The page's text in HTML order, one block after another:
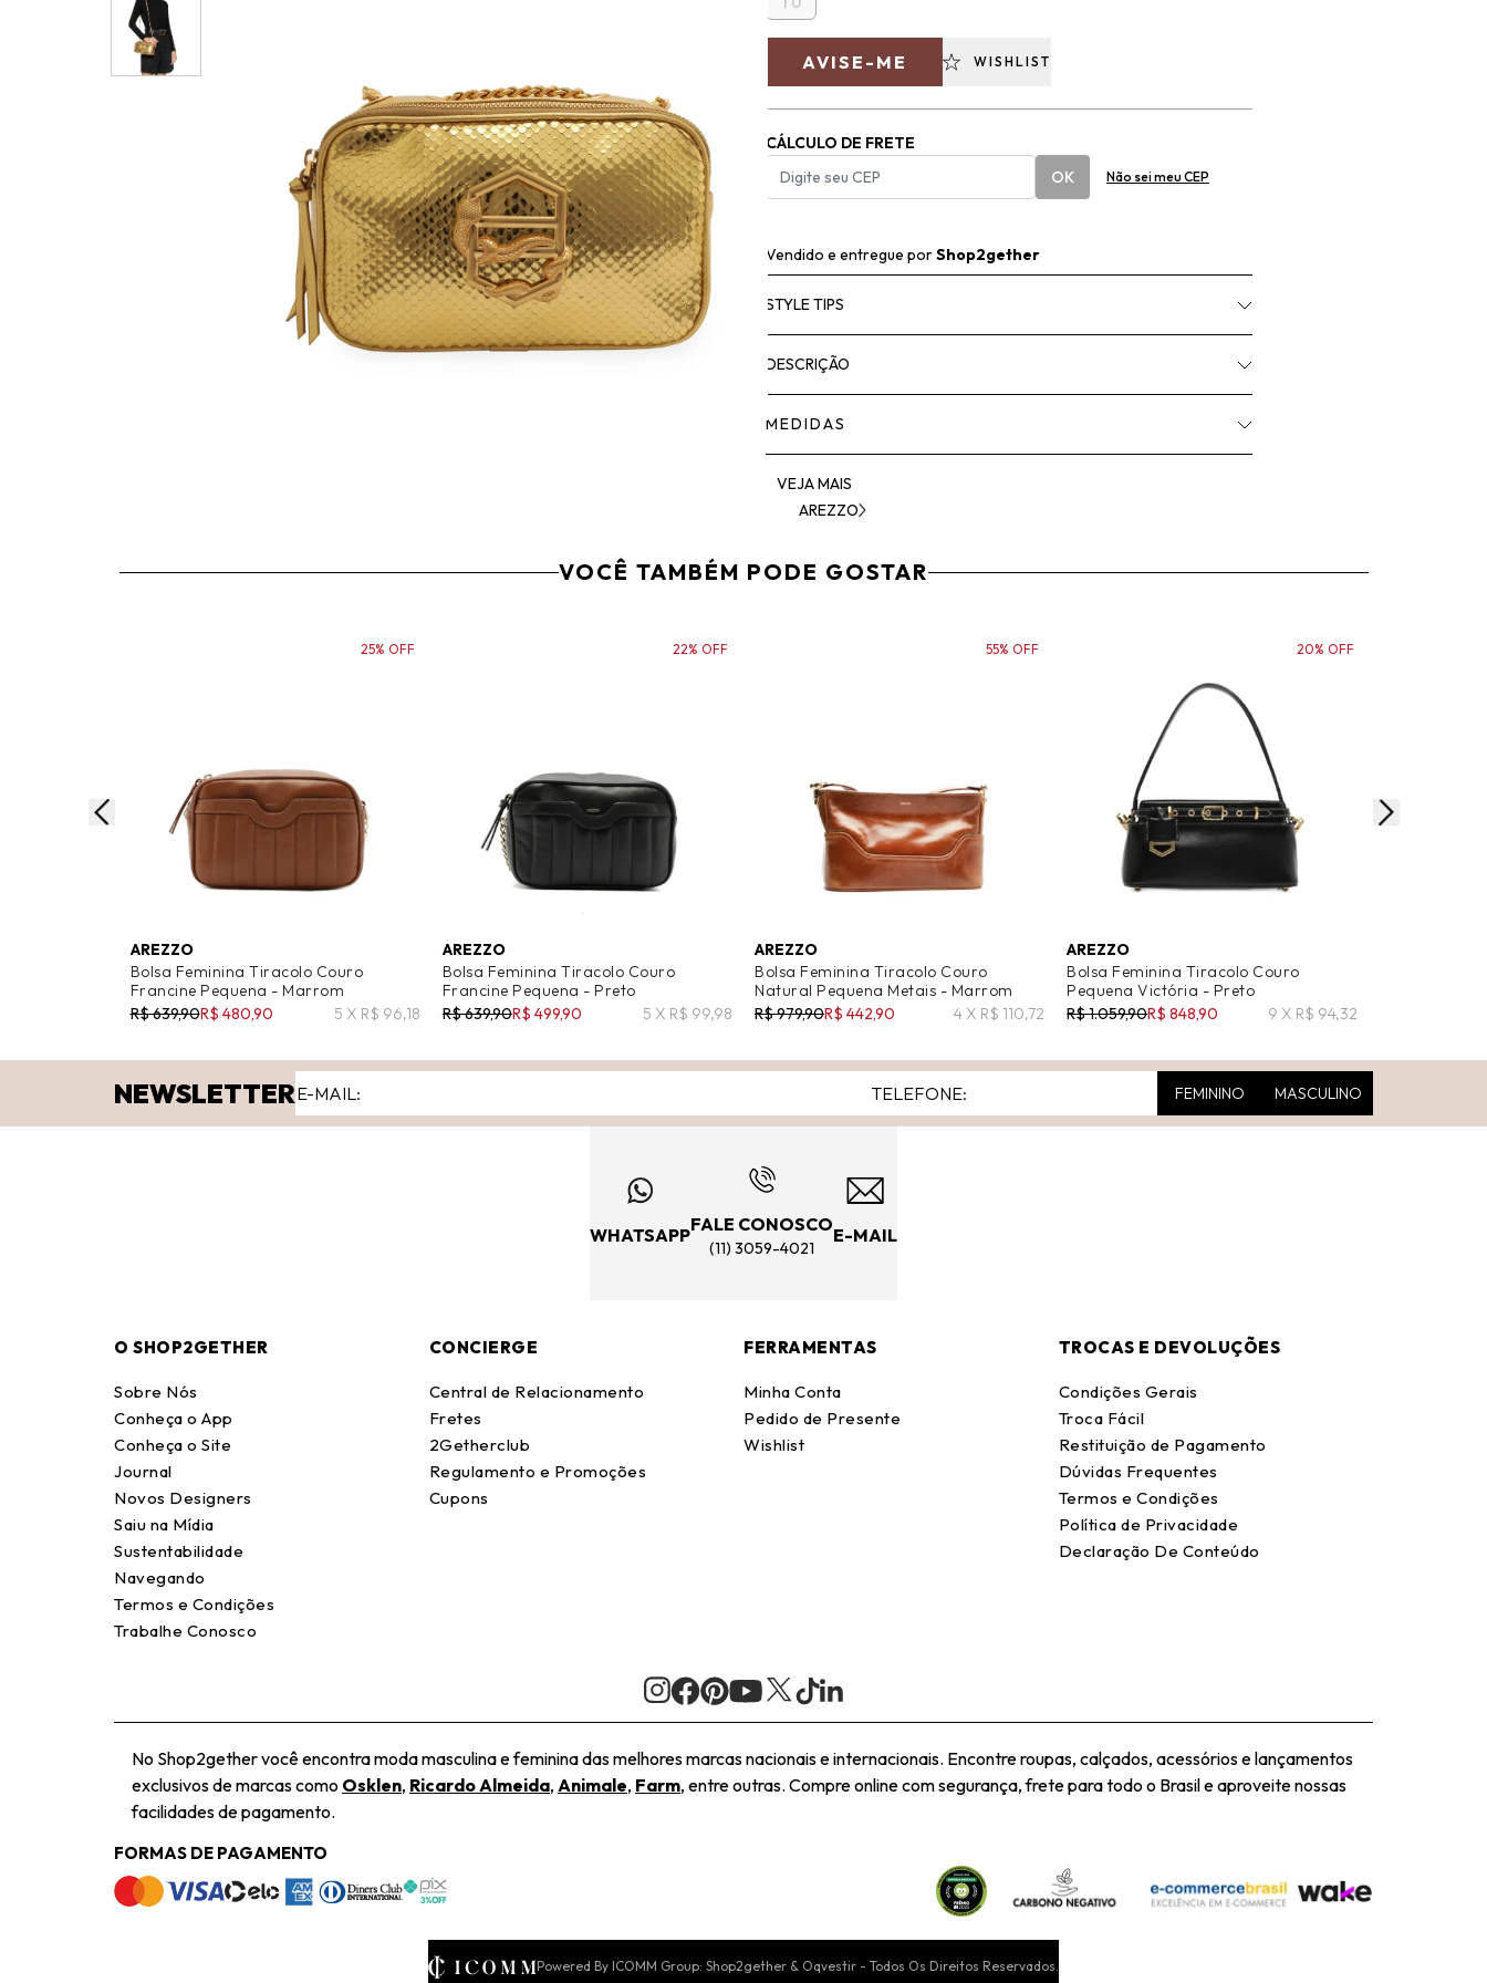
AVISE-ME WISHLIST
CÁLCULO DE FRETE
OK
Não sei meu CEP
Vendido e entregue porShop2gether
STYLE TIPS
DESCRIÇÃO
MEDIDAS
VEJA MAIS
AREZZO
VOCÊ TAMBÉM PODE GOSTAR
AREZZO
Bolsa Feminina Tiracolo Couro
Francine Pequena - Marrom
R$ 639,90R$ 480,90 5 X R$ 96,18
25% OFF
AREZZO
Bolsa Feminina Tiracolo Couro
Francine Pequena - Preto
R$ 639,90R$ 499,90 5 X R$ 99,98
22% OFF
AREZZO
Bolsa Feminina Tiracolo Couro
Natural Pequena Metais - Marrom
R$ 979,90R$ 442,90 4 X R$ 110,72
55% OFF
AREZZO
Bolsa Feminina Tiracolo Couro
Pequena Victória - Preto
R$ 1.059,90R$ 848,90 9 X R$ 94,32
20% OFF
NEWSLETTER FEMININO MASCULINO
WHATSAPP
FALE CONOSCO
(11) 3059-4021
E-MAIL
O SHOP2GETHER
Sobre Nós
Conheça o App
Conheça o Site
Journal
Novos Designers
Saiu na Mídia
Sustentabilidade
Navegando
Termos e Condições
Trabalhe Conosco
CONCIERGE
Central de Relacionamento
Fretes
2Getherclub
Regulamento e Promoções
Cupons
FERRAMENTAS
Minha Conta
Pedido de Presente
Wishlist
TROCAS E DEVOLUÇÕES
Condições Gerais
Troca Fácil
Restituição de Pagamento
Dúvidas Frequentes
Termos e Condições
Política de Privacidade
Declaração De Conteúdo
No Shop2gether você encontra moda masculina e feminina das melhores marcas nacionais e internacionais. Encontre roupas, calçados, acessórios e lançamentos
exclusivos de marcas como Osklen, Ricardo Almeida, Animale, Farm, entre outras. Compre online com segurança, frete para todo o Brasil e aproveite nossas
facilidades de pagamento.
FORMAS DE PAGAMENTO
Powered By ICOMM Group: Shop2gether & Oqvestir - Todos Os Direitos Reservados.